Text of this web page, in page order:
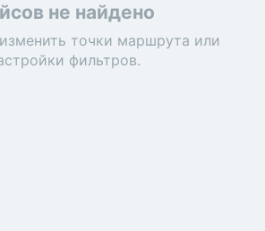
не найдено
точки маршрута или
фильтров.